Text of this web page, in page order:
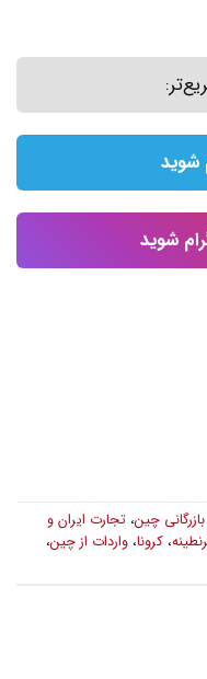
شوید
شوید
بازرگانی چین، تجارت ایران و
، کرونا، واردات از چین،